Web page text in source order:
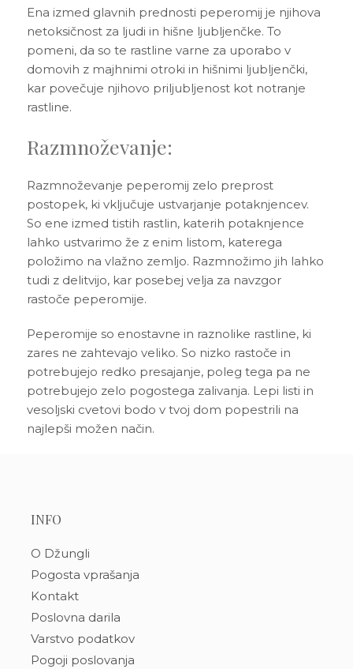
Ena izmed glavnih prednosti peperomij je njihova
netoksičnost za ljudi in hišne ljubljenčke. To
pomeni, da so te rastline varne za uporabo v
domovih z majhnimi otroki in hišnimi ljubljenčki,
kar povečuje njihovo priljubljenost kot notranje
rastline.
Razmnoževanje:
Razmnoževanje peperomij zelo preprost
postopek, ki vključuje ustvarjanje potaknjencev.
So ene izmed tistih rastlin, katerih potaknjence
lahko ustvarimo že z enim listom, katerega
položimo na vlažno zemljo. Razmnožimo jih lahko
tudi z delitvijo, kar posebej velja za navzgor
rastoče peperomije.
Peperomije so enostavne in raznolike rastline, ki
zares ne zahtevajo veliko. So nizko rastoče in
potrebujejo redko presajanje, poleg tega pa ne
potrebujejo zelo pogostega zalivanja. Lepi listi in
vesoljski cvetovi bodo v tvoj dom popestrili na
najlepši možen način.
INFO
O Džungli
Pogosta vprašanja
Kontakt
Poslovna darila
Varstvo podatkov
Pogoji poslovanja